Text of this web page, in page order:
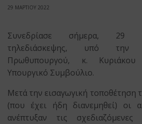
29 ΜΑΡΤΙΟΥ 2022
Συνεδρίασε σήμερα, 29
τηλεδιάσκεψης, υπό την
Πρωθυπουργού, κ.
Υπουργικό Συμβούλιο.
Μετά την εισαγωγική
(που έχει ήδη διανεμηθεί) οι
ανέπτυξαν τις